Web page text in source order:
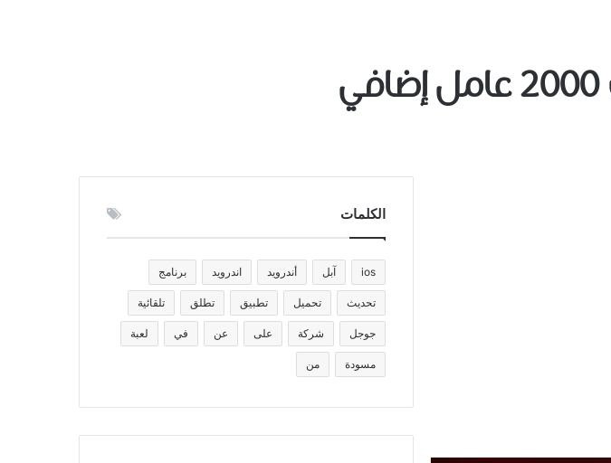
الكلمات
ios آبل أندرويد اندرويد برنامج
تحديث تحميل تطبيق تطلق تلقائية
جوجل شركة على عن في لعبة
مسودة من